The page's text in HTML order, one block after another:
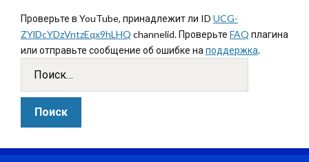
Проверьте в YouTube, принадлежит ли ID UCG-
ZYlDcYDzVntzEqx9hLHQ channelid. Проверьте FAQ плагина
или отправьте сообщение об ошибке на поддержка.